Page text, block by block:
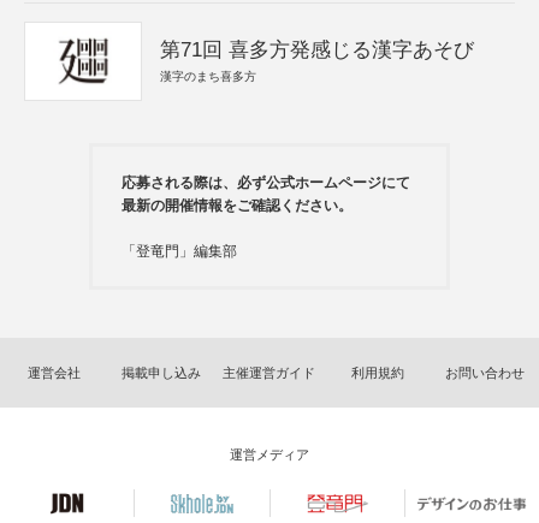
第71回 喜多方発感じる漢字あそび
漢字のまち喜多方
応募される際は、必ず公式ホームページにて
最新の開催情報をご確認ください。
「登竜門」編集部
運営会社 掲載申し込み 主催運営ガイド 利用規約 お問い合わせ
運営メディア